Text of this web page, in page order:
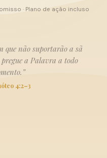
· Plano de ação incluso
que não suportarão a sã
a Palavra a todo
4:2–3